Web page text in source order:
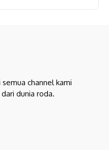
channel kami
dunia roda.